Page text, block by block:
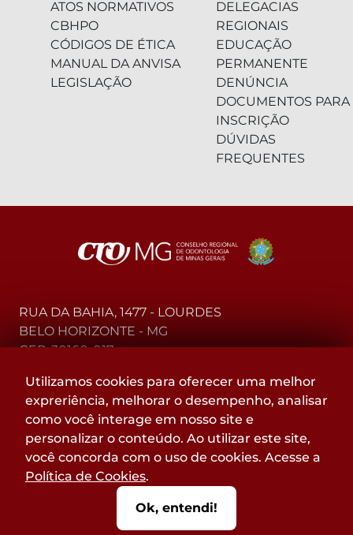
ATOS NORMATIVOS
CBHPO
CÓDIGOS DE ÉTICA
MANUAL DA ANVISA
LEGISLAÇÃO
DELEGACIAS
REGIONAIS
EDUCAÇÃO
PERMANENTE
DENÚNCIA
DOCUMENTOS PARA
INSCRIÇÃO
DÚVIDAS
FREQUENTES
RUA DA BAHIA, 1477 - LOURDES
BELO HORIZONTE - MG
CEP: 30160-017
(31) 2104-3000 - WhatsApp
0800-015-4000 - Telefone
Acompanhe
@CROMGOFICIAL
nas redes sociais:
Utilizamos cookies para oferecer uma melhor
expreriência, melhorar o desempenho, analisar
como você interage em nosso site e
personalizar o conteúdo. Ao utilizar este site,
você concorda com o uso de cookies. Acesse a
Política de Cookies.
Ok, entendi!